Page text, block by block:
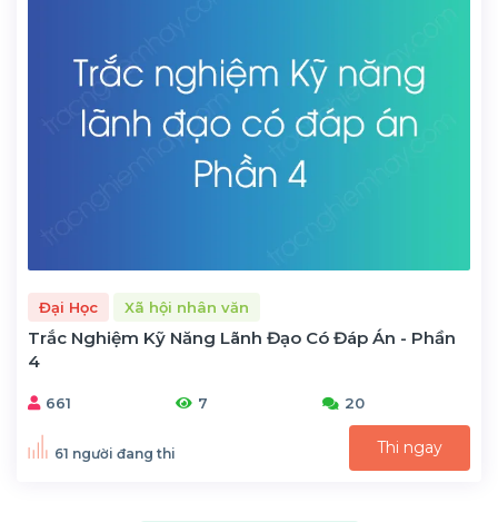
Đại Học Xã hội nhân văn
Trắc Nghiệm Kỹ Năng Lãnh Đạo Có Đáp Án - Phần
4
661 7 20
61 người đang thi Thi ngay